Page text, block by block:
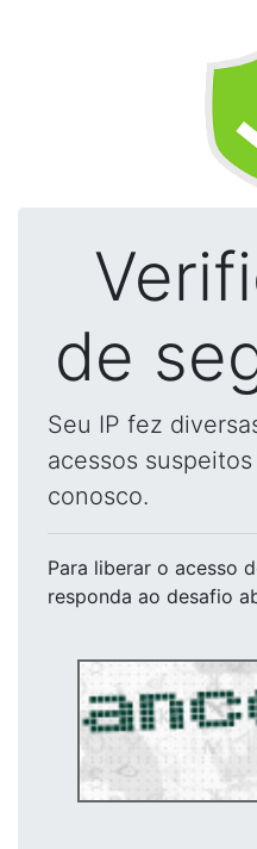
de
Seu IP fez
acessos
conosco.
Para liberar o acesso
responda ao desafio